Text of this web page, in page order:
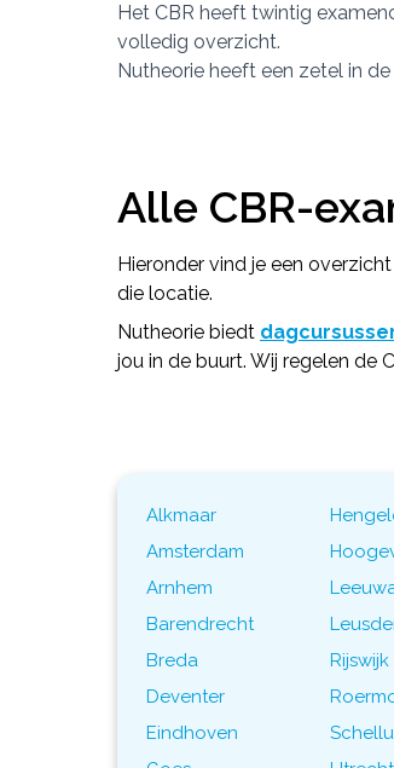
Het CBR heeft twintig
volledig overzicht.
Nutheorie heeft een zetel in de
Alle CBR-
Hieronder vind je een
die locatie.
Nutheorie biedt
jou in de buurt. Wij regelen de
Alkmaar
Amsterdam
Arnhem
Barendrecht
Breda
Deventer
Eindhoven
Rijswijk